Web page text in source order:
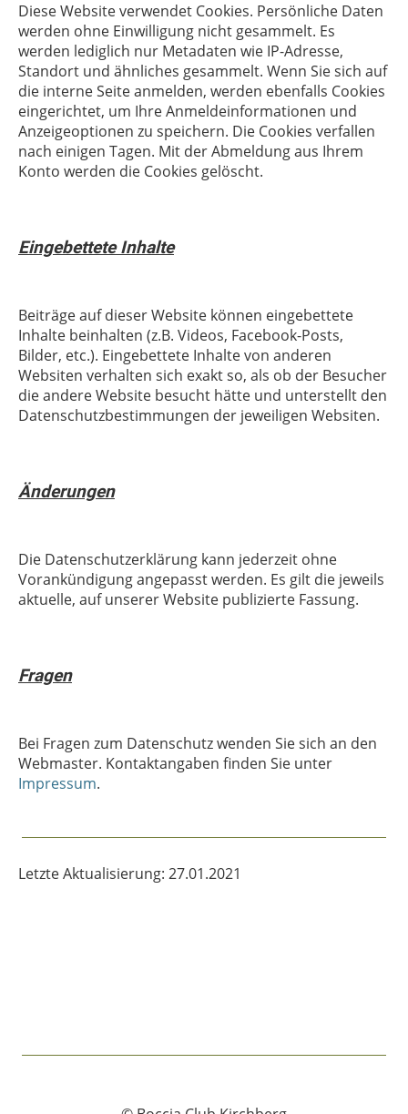
Diese Website verwendet Cookies. Persönliche Daten
werden ohne Einwilligung nicht gesammelt. Es
werden lediglich nur Metadaten wie IP-Adresse,
Standort und ähnliches gesammelt. Wenn Sie sich auf
die interne Seite anmelden, werden ebenfalls Cookies
eingerichtet, um Ihre Anmeldeinformationen und
Anzeigeoptionen zu speichern. Die Cookies verfallen
nach einigen Tagen. Mit der Abmeldung aus Ihrem
Konto werden die Cookies gelöscht.
Eingebettete Inhalte
Beiträge auf dieser Website können eingebettete
Inhalte beinhalten (z.B. Videos, Facebook-Posts,
Bilder, etc.). Eingebettete Inhalte von anderen
Websiten verhalten sich exakt so, als ob der Besucher
die andere Website besucht hätte und unterstellt den
Datenschutzbestimmungen der jeweiligen Websiten.
Änderungen
Die Datenschutzerklärung kann jederzeit ohne
Vorankündigung angepasst werden. Es gilt die jeweils
aktuelle, auf unserer Website publizierte Fassung.
Fragen
Bei Fragen zum Datenschutz wenden Sie sich an den
Webmaster. Kontaktangaben finden Sie unter
Impressum.
Letzte Aktualisierung: 27.01.2021